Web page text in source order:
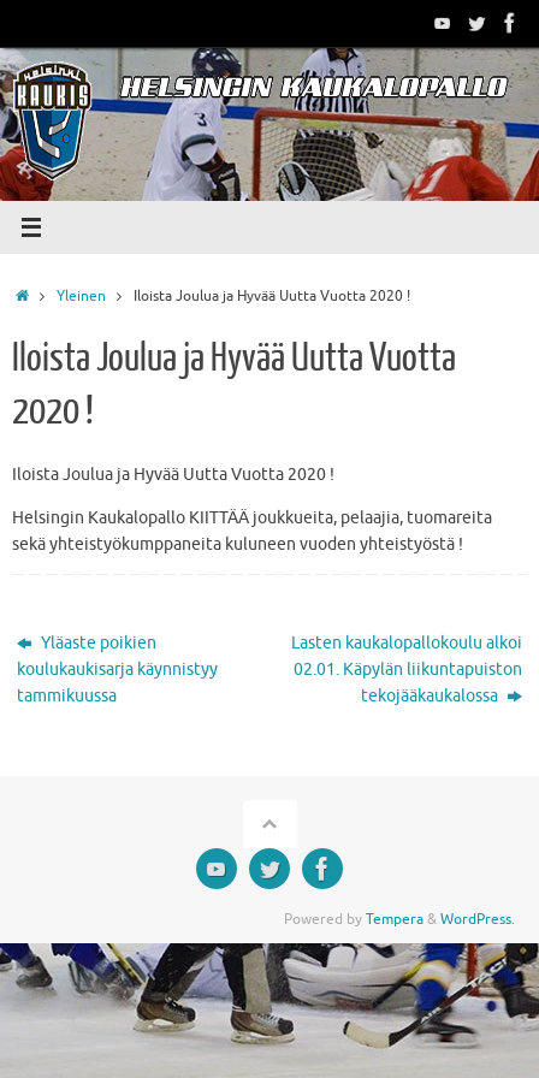
content
HomeYleinen Iloista Joulua ja Hyvää Uutta Vuotta 2020 !
Iloista Joulua ja Hyvää Uutta Vuotta
2020 !
Iloista Joulua ja Hyvää Uutta Vuotta 2020 !
Helsingin Kaukalopallo KIITTÄÄ joukkueita, pelaajia, tuomareita
sekä yhteistyökumppaneita kuluneen vuoden yhteistyöstä !
Yläaste poikien
koulukaukisarja käynnistyy
tammikuussa
Lasten kaukalopallokoulu alkoi
02.01. Käpylän liikuntapuiston
tekojääkaukalossa
Powered byTempera&WordPress.